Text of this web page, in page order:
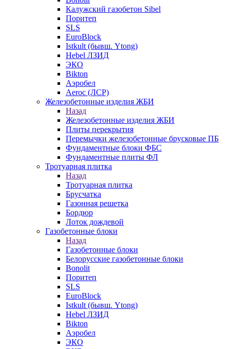
Калужский газобетон Sibel
Поритеп
SLS
EuroBlock
Istkult (бывш. Ytong)
Hebel ЛЗИД
ЭКО
Bikton
Аэробел
Aeroc (ЛСР)
Железобетонные изделия ЖБИ
Назад
Железобетонные изделия ЖБИ
Плиты перекрытия
Перемычки железобетонные брусковые ПБ
Фундаментные блоки ФБС
Фундаментные плиты ФЛ
Тротуарная плитка
Назад
Тротуарная плитка
Брусчатка
Газонная решетка
Бордюр
Лоток дождевой
Газобетонные блоки
Назад
Газобетонные блоки
Белорусские газобетонные блоки
Bonolit
Поритеп
SLS
EuroBlock
Istkult (бывш. Ytong)
Hebel ЛЗИД
Bikton
Аэробел
ЭКО